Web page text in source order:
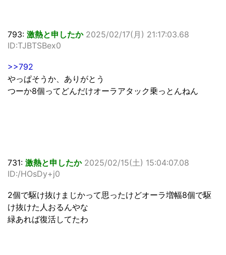
793: 激熱と申したか 2025/02/17(月) 21:17:03.68
ID:TJBTSBex0
>>792
やっぱそうか、ありがとう
つーか8個ってどんだけオーラアタック乗っとんねん
731: 激熱と申したか 2025/02/15(土) 15:04:07.08
ID:/HOsDy+j0
2個で駆け抜けまじかって思ったけどオーラ増幅8個で駆
け抜けた人おるんやな
緑あれば復活してたわ